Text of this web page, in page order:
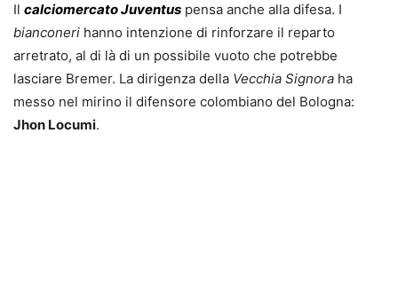
Il calciomercato Juventus pensa anche alla difesa. I
bianconeri hanno intenzione di rinforzare il reparto
arretrato, al di là di un possibile vuoto che potrebbe
lasciare Bremer. La dirigenza della Vecchia Signora ha
messo nel mirino il difensore colombiano del Bologna:
Jhon Locumi.